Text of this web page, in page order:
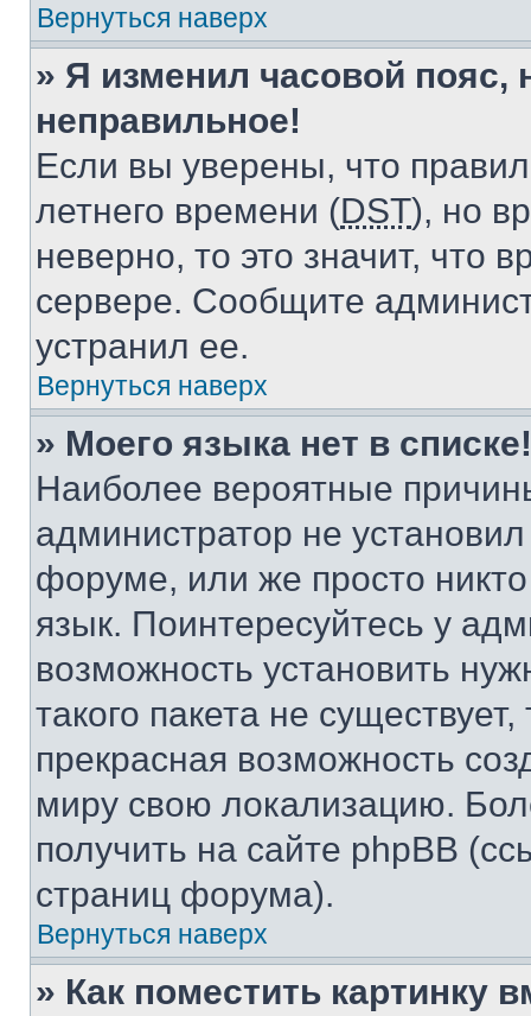
Вернуться наверх
» Я изменил часовой пояс,
неправильное!
Если вы уверены, что
летнего времени (DST), но
неверно, то это значит, что
сервере. Сообщите
устранил ее.
Вернуться наверх
» Моего языка нет в списке!
Наиболее вероятные
администратор не
форуме, или же просто
язык. Поинтересуйтесь у
возможность установить
такого пакета не
прекрасная возможность
миру свою локализацию.
получить на сайте phpBB
страниц форума).
Вернуться наверх
» Как поместить картинку